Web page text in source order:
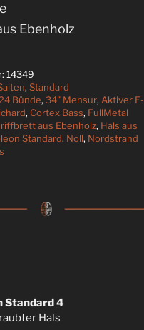
Ebenholz
14349
, Standard
24 Bünde, 34" Mensur, Aktiver E-
, Cortex Bass, FullMetal
aus Ebenholz, Hals aus
Standard, Noll, Nordstrand
Standard 4
Hals